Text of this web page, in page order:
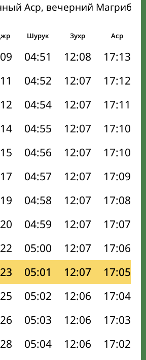
Аср, вечерний Магриб
Шурук Зухр Аср
04:51 12:08 17:13
04:52 12:07 17:12
04:54 12:07 17:11
04:55 12:07 17:10
04:56 12:07 17:10
04:57 12:07 17:09
04:58 12:07 17:08
04:59 12:07 17:07
05:00 12:07 17:06
05:01 12:07 17:05
05:02 12:06 17:04
05:03 12:06 17:03
05:04 12:06 17:02